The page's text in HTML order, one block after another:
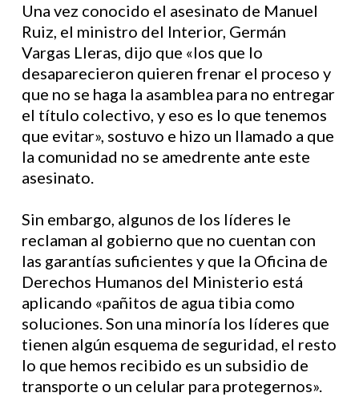
Una vez conocido el asesinato de Manuel
Ruiz, el ministro del Interior, Germán
Vargas Lleras, dijo que «los que lo
desaparecieron quieren frenar el proceso y
que no se haga la asamblea para no entregar
el título colectivo, y eso es lo que tenemos
que evitar», sostuvo e hizo un llamado a que
la comunidad no se amedrente ante este
asesinato.
Sin embargo, algunos de los líderes le
reclaman al gobierno que no cuentan con
las garantías suficientes y que la Oficina de
Derechos Humanos del Ministerio está
aplicando «pañitos de agua tibia como
soluciones. Son una minoría los líderes que
tienen algún esquema de seguridad, el resto
lo que hemos recibido es un subsidio de
transporte o un celular para protegernos».